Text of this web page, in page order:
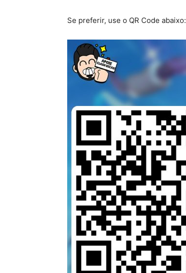
Se preferir, use o QR Code abaixo: